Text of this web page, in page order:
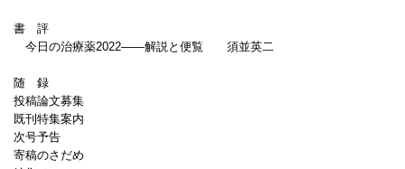
書 評
今日の治療薬2022――解説と便覧 須並英二
随 録
投稿論文募集
既刊特集案内
次号予告
寄稿のさだめ